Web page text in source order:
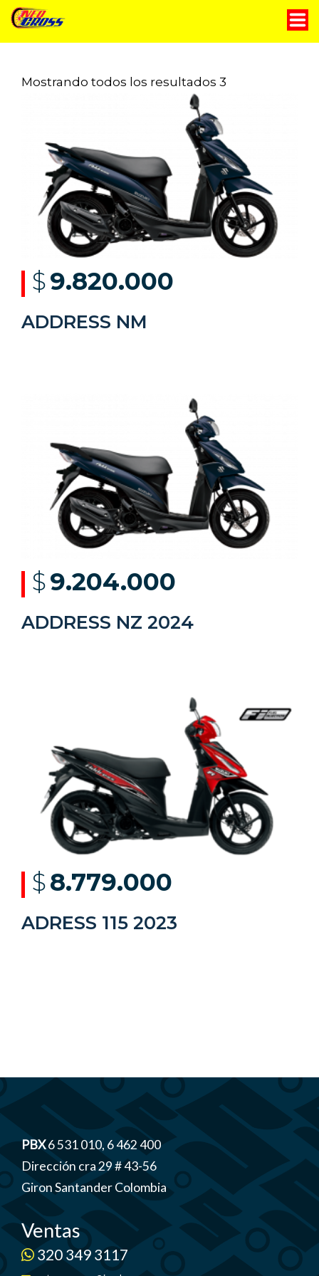
Servicio técnico
Contáctanos
Mostrando todos los resultados 3
$9.820.000
ADDRESS NM
$9.204.000
ADDRESS NZ 2024
$8.779.000
ADRESS 115 2023
PBX6 531 010, 6 462 400
Dirección cra 29 # 43-56
Giron Santander Colombia
Ventas
320 349 3117